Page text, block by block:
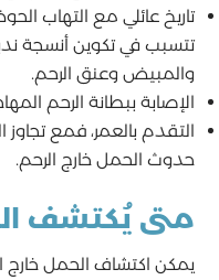
تتسبب في تكوين أنسجة
والمبيض وعنق الرحم.
الإصابة ببطانة الرحم
حدوث الحمل خارج الرحم.
متى يُكتشف
يمكن اكتشاف الحمل خارج